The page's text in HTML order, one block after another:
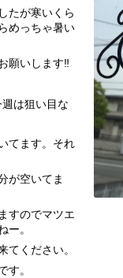
たが寒いくら
めっちゃ暑い
願いします‼️
は狙い目な
てます。それ
が空いてま
すのでマツエ
。
ください。
。